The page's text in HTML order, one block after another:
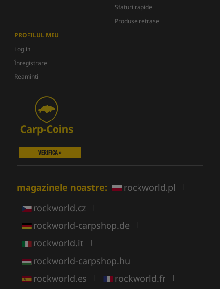
Sfaturi rapide
Produse retrase
PROFILUL MEU
Log in
Înregistrare
Reaminti
VERIFICA »
magazinele noastre: rockworld.pl |
rockworld.cz |
rockworld-carpshop.de |
rockworld.it |
rockworld-carpshop.hu |
rockworld.es | rockworld.fr |